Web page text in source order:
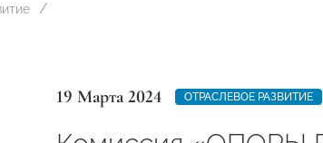
19 Марта 2024 ОТРАСЛЕВОЕ РАЗВИТИЕ